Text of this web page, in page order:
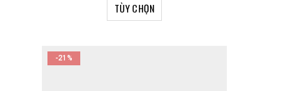
TÙY CHỌN
-21%